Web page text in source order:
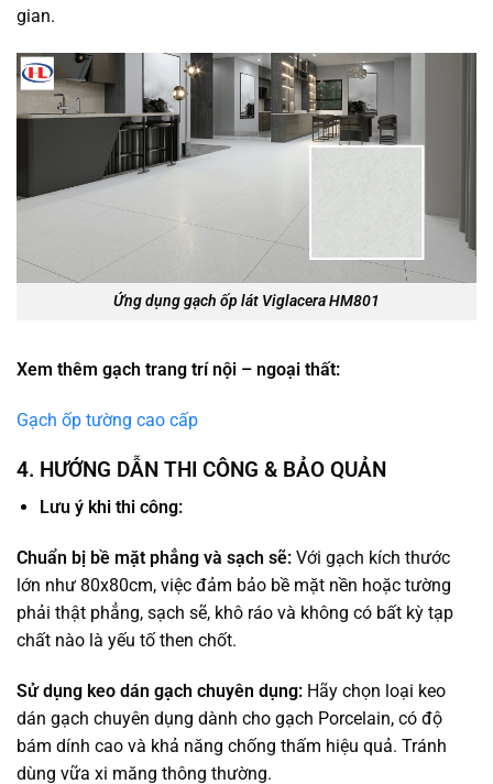
gian.
Ứng dụng gạch ốp lát Viglacera HM801
Xem thêm gạch trang trí nội – ngoại thất:
Gạch ốp tường cao cấp
4. HƯỚNG DẪN THI CÔNG & BẢO QUẢN
Lưu ý khi thi công:
Chuẩn bị bề mặt phẳng và sạch sẽ: Với gạch kích thước
lớn như 80x80cm, việc đảm bảo bề mặt nền hoặc tường
phải thật phẳng, sạch sẽ, khô ráo và không có bất kỳ tạp
chất nào là yếu tố then chốt.
Sử dụng keo dán gạch chuyên dụng: Hãy chọn loại keo
dán gạch chuyên dụng dành cho gạch Porcelain, có độ
bám dính cao và khả năng chống thấm hiệu quả. Tránh
dùng vữa xi măng thông thường.